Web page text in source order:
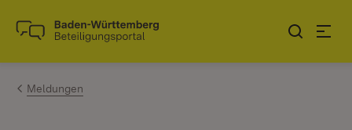
Zum Inhalt springen
Link zur Startseite
Meldungen